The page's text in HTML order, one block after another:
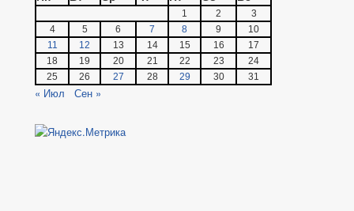
1 2
3
4
5 6 7 8 9
10
11
12 13 14 15 16
17
18
19 20 21 22 23
24
25
26 27 28 29 30 31
« Июл Сен »